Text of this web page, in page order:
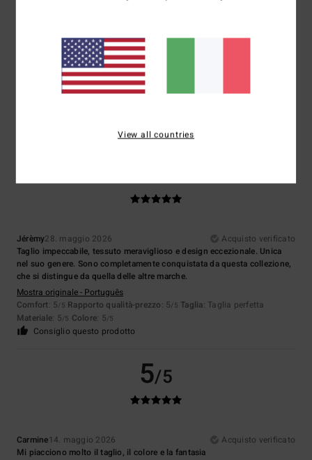
Troppo piccoloTroppo grande
5.0
Colore
5/5
Jérèmy28. maggio 2026
Acquisto verificato
Taglio impeccabile, tessuto meraviglioso e design eccezionale. Unica
nel suo genere. Sono completamente conquistata da questa collezione,
che si distingue da quella delle altre marche.
Mostra originale - Português
Comfort: 5/5 Rapporto qualità-prezzo: 5/5 Taglia: Taglia perfetta
Materiale: 5/5 Colore: 5/5
Consiglio questo prodotto
5/5
Carmine14. maggio 2026
Acquisto verificato
Mi piacciono molto il taglio, il colore e la fantasia
View all countries